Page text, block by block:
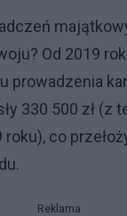
Od 2019
prowadzenia
330 500 zł (z
co
Reklama